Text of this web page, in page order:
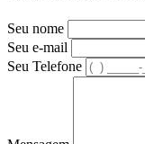
Seu nome
Seu e-mail
Seu Telefone